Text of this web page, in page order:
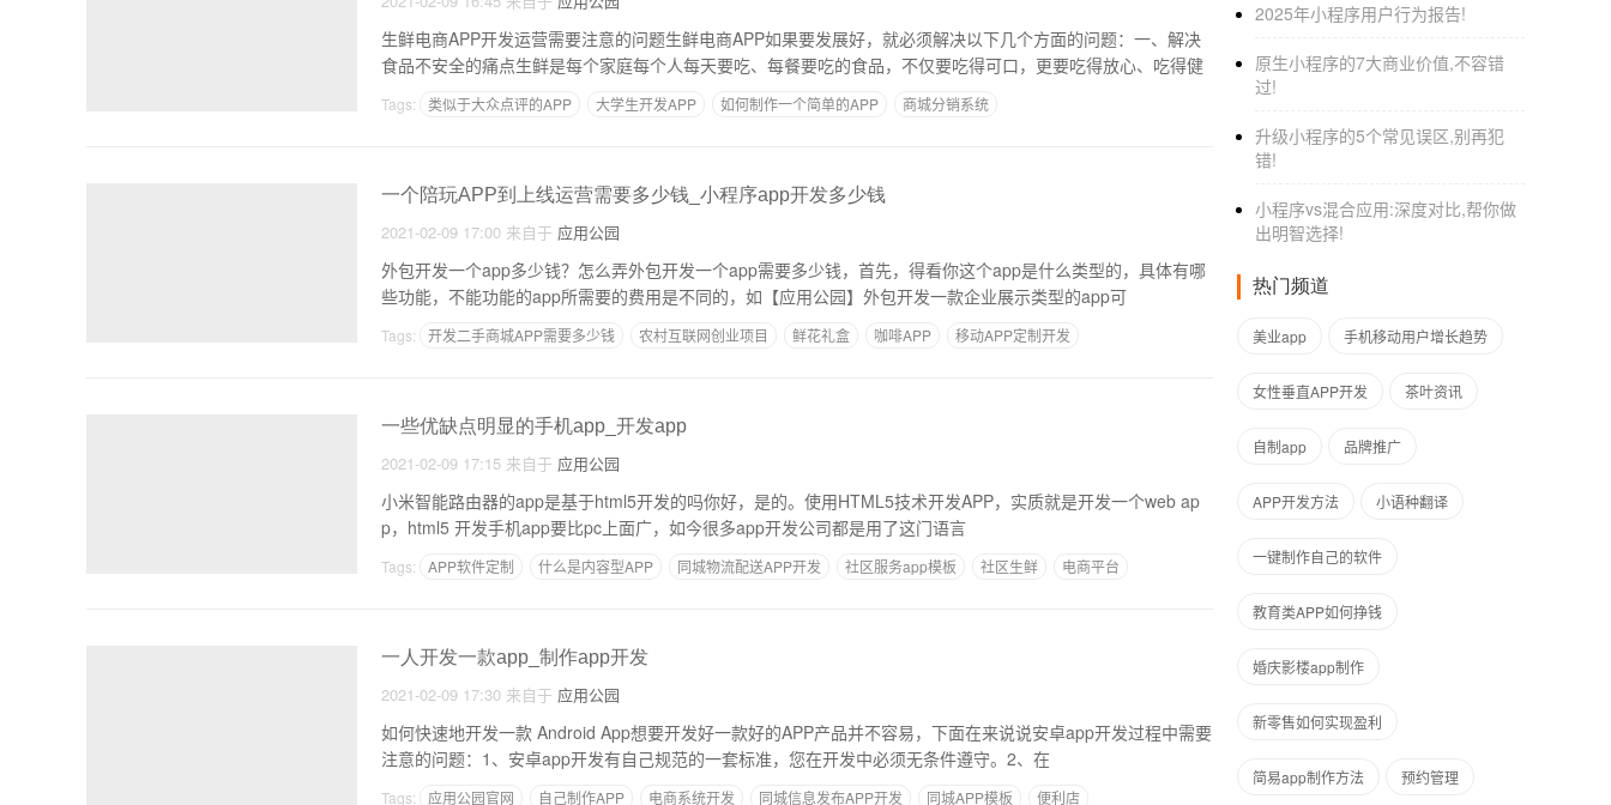
生鲜电商APP开发运营需要注意的问题生鲜电商APP如果要发展好，就必须解决以下几个方面的问题：一、解决
食品不安全的痛点生鲜是每个家庭每个人每天要吃、每餐要吃的食品，不仅要吃得可口，更要吃得放心、吃得健
Tags: 类似于大众点评的APP 大学生开发APP 如何制作一个简单的APP
商城分销系统
一个陪玩APP到上线运营需要多少钱_小程序app开发多少钱
2021-02-09 17:00 来自于 应用公园
外包开发一个app多少钱？怎么弄外包开发一个app需要多少钱，首先，得看你这个app是什么类型的，具体有哪
些功能，不能功能的app所需要的费用是不同的，如【应用公园】外包开发一款企业展示类型的app可
Tags: 开发二手商城APP需要多少钱 农村互联网创业项目 鲜花礼盒 咖啡APP
移动APP定制开发
一些优缺点明显的手机app_开发app
2021-02-09 17:15 来自于 应用公园
小米智能路由器的app是基于html5开发的吗你好，是的。使用HTML5技术开发APP，实质就是开发一个web ap
p，html5 开发手机app要比pc上面广，如今很多app开发公司都是用了这门语言
Tags: APP软件定制 什么是内容型APP 同城物流配送APP开发 社区服务app模板 社区生鲜 电商平台
一人开发一款app_制作app开发
2021-02-09 17:30 来自于 应用公园
如何快速地开发一款 Android App想要开发好一款好的APP产品并不容易，下面在来说说安卓app开发过程中需要
注意的问题：1、安卓app开发有自己规范的一套标准，您在开发中必须无条件遵守。2、在
Tags: 应用公园官网 自己制作APP 电商系统开发 同城信息发布APP开发 同城APP模板 便利店
2025年小程序用户行为报告!
原生小程序的7大商业价值,不容错
过!
升级小程序的5个常见误区,别再犯
错!
小程序vs混合应用:深度对比,帮你做
出明智选择!
热门频道
美业app 手机移动用户增长趋势
女性垂直APP开发 茶叶资讯
自制app 品牌推广
APP开发方法 小语种翻译
一键制作自己的软件
教育类APP如何挣钱
婚庆影楼app制作
新零售如何实现盈利
简易app制作方法 预约管理